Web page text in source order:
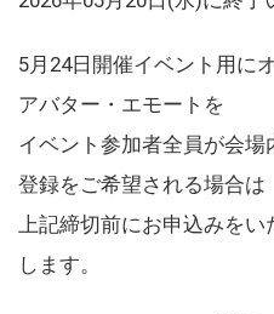
5月24日開催イベント用に
アバター・エモートを
イベント参加者全員が会
登録をご希望される場合は
上記締切前にお申込みを
します。